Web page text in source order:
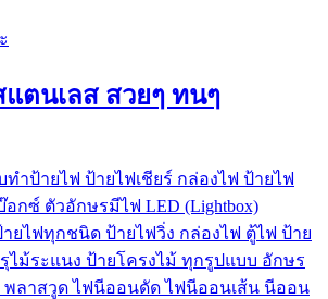
ตนเลส สวยๆ ทนๆ
ทำป้ายไฟ ป้ายไฟเชียร์ กล่องไฟ ป้ายไฟ
กซ์ ตัวอักษรมีไฟ LED (Lightbox)
ยไฟทุกชนิด ป้ายไฟวิ่ง กล่องไฟ ตู้ไฟ ป้าย
ไม้ระแนง ป้ายโครงไม้ ทุกรูปแบบ อักษร
พลาสวูด ไฟนีออนดัด ไฟนีออนเส้น นีออน